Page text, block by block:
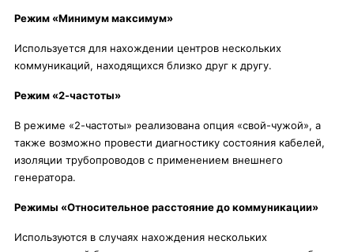
Режим «Минимум максимум»
Используется для нахождении центров нескольких
коммуникаций, находящихся близко друг к другу.
Режим «2-частоты»
В режиме «2-частоты» реализована опция «свой-чужой», а
также возможно провести диагностику состояния кабелей,
изоляции трубопроводов с применением внешнего
генератора.
Режимы «Относительное расстояние до коммуникации»
Используются в случаях нахождения нескольких